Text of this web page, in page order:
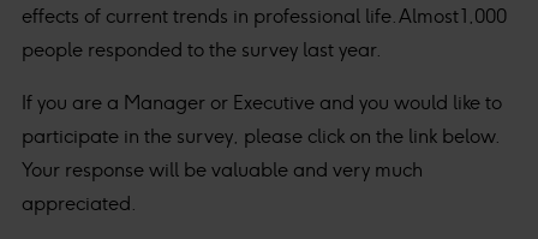
effects of current trends in professional life. Almost 1,000
people responded to the survey last year.
If you are a Manager or Executive and you would like to
participate in the survey, please click on the link below.
Your response will be valuable and very much
appreciated.